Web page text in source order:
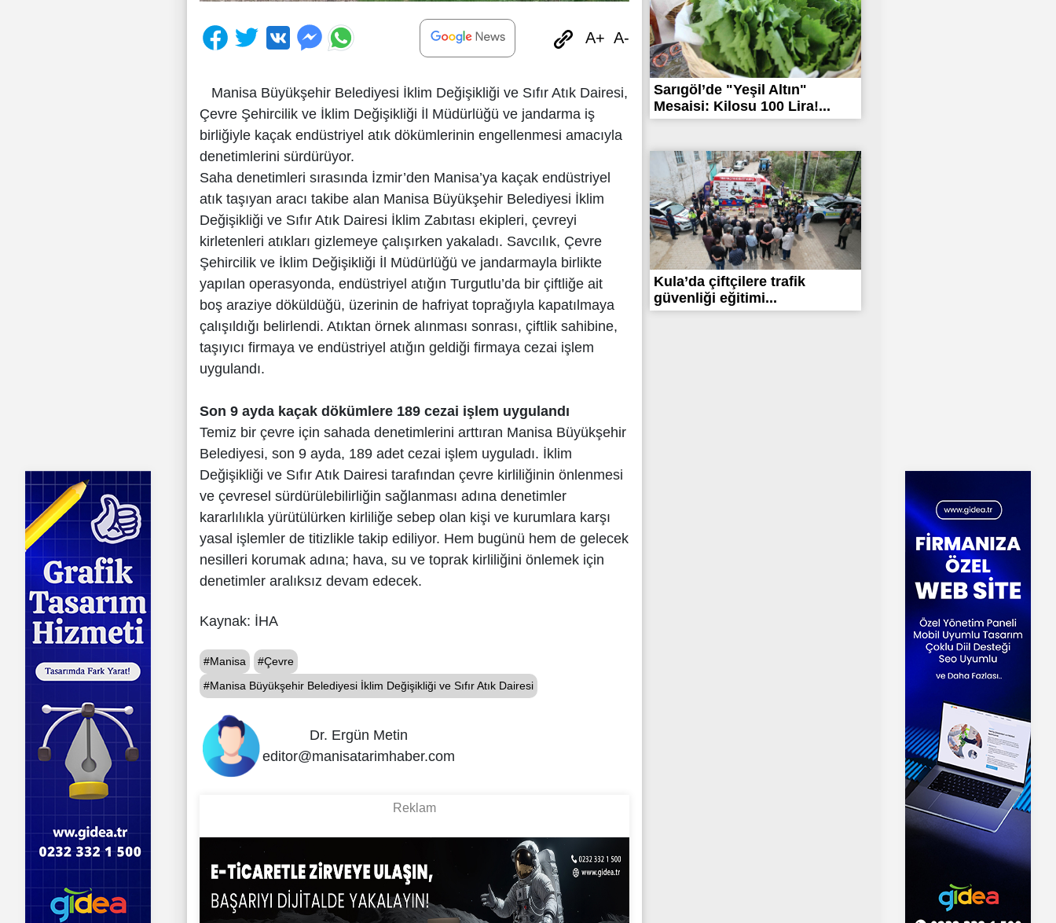
A+ A-
Manisa Büyükşehir Belediyesi İklim Değişikliği ve Sıfır Atık Dairesi,
Çevre Şehircilik ve İklim Değişikliği İl Müdürlüğü ve jandarma iş
birliğiyle kaçak endüstriyel atık dökümlerinin engellenmesi amacıyla
denetimlerini sürdürüyor.
Saha denetimleri sırasında İzmir’den Manisa’ya kaçak endüstriyel
atık taşıyan aracı takibe alan Manisa Büyükşehir Belediyesi İklim
Değişikliği ve Sıfır Atık Dairesi İklim Zabıtası ekipleri, çevreyi
kirletenleri atıkları gizlemeye çalışırken yakaladı. Savcılık, Çevre
Şehircilik ve İklim Değişikliği İl Müdürlüğü ve jandarmayla birlikte
yapılan operasyonda, endüstriyel atığın Turgutlu’da bir çiftliğe ait
boş araziye döküldüğü, üzerinin de hafriyat toprağıyla kapatılmaya
çalışıldığı belirlendi. Atıktan örnek alınması sonrası, çiftlik sahibine,
taşıyıcı firmaya ve endüstriyel atığın geldiği firmaya cezai işlem
uygulandı.
Son 9 ayda kaçak dökümlere 189 cezai işlem uygulandı
Temiz bir çevre için sahada denetimlerini arttıran Manisa Büyükşehir
Belediyesi, son 9 ayda, 189 adet cezai işlem uyguladı. İklim
Değişikliği ve Sıfır Atık Dairesi tarafından çevre kirliliğinin önlenmesi
ve çevresel sürdürülebilirliğin sağlanması adına denetimler
kararlılıkla yürütülürken kirliliğe sebep olan kişi ve kurumlara karşı
yasal işlemler de titizlikle takip ediliyor. Hem bugünü hem de gelecek
nesilleri korumak adına; hava, su ve toprak kirliliğini önlemek için
denetimler aralıksız devam edecek.
Kaynak: İHA
#Manisa
#Çevre
#Manisa Büyükşehir Belediyesi İklim Değişikliği ve Sıfır Atık Dairesi
Dr. Ergün Metin
editor@manisatarimhaber.com
Sarıgöl’de "Yeşil Altın"
Mesaisi: Kilosu 100 Lira!...
Kula’da çiftçilere trafik
güvenliği eğitimi...